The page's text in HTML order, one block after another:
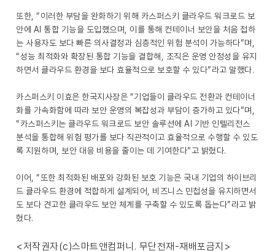
또한, “이러한 부담을 완화하기 위해 카스퍼스키 클라우드 워크로드 보
안에 AI 통합 기능을 도입했으며, 이를 통해 컨테이너 보안을 처음 접하
는 사용자도 보다 빠른 의사결정과 심층적인 위험 분석이 가능하다”며,
“성능 최적화와 확장된 통합 기능을 결합해, 조직은 운영 안정성을 유지
하면서 클라우드 환경을 보다 효율적으로 보호할 수 있다”라고 말했다.
카스퍼스키 이효은 한국지사장은 “기업들이 클라우드 전환과 컨테이너
화를 가속화함에 따라 보안 운영의 복잡성과 부담이 증가하고 있다”며,
“카스퍼스키는 클라우드 워크로드 보안 솔루션에 AI 기반 인텔리전스
분석을 통합해 위험 평가를 보다 직관적이고 효율적으로 수행할 수 있도
록 지원하며, 보안 대응 비용을 줄이는 데 기여한다”고 밝혔다.
이어, “또한 최적화된 배포와 강화된 보호 기능은 국내 기업의 하이브리
드 클라우드 환경에 적합하게 설계되어, 비즈니스 민첩성을 유지하면서
도 보다 견고한 클라우드 보안 체계를 구축할 수 있도록 돕는다”라고 밝
혔다.
<저작권자(c)스마트앤컴퍼니. 무단전재-재배포금지>